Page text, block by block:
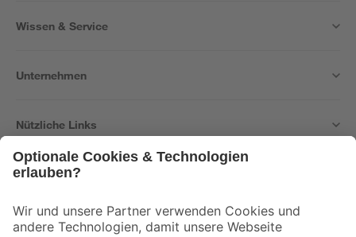
Wissen & Service
Unternehmen
Nützliche Links
Der toom Newsletter: Keine Angebote und Aktionen mehr verpassen!